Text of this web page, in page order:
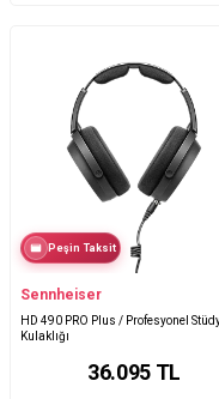
Peşin Taksit
Sennheiser
HD 490 PRO Plus / Profesyonel
Kulaklığı
36.095TL